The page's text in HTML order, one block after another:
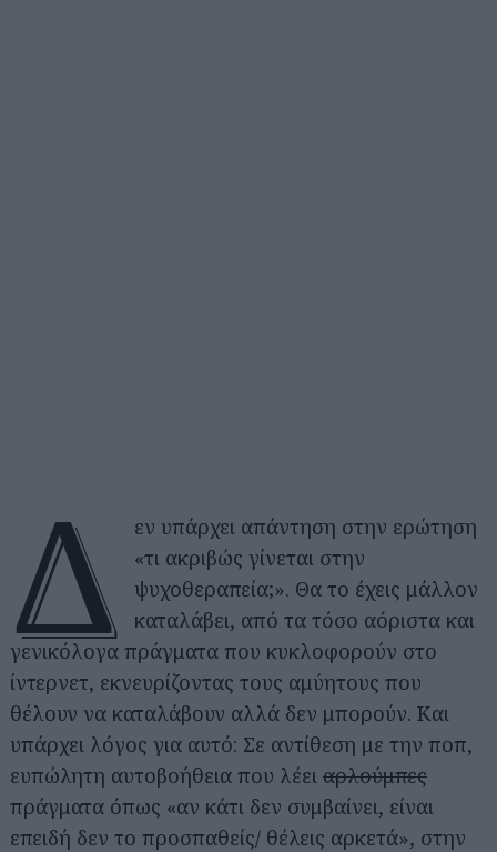
Δ
εν υπάρχει απάντηση στην ερώτηση
«τι ακριβώς γίνεται στην
ψυχοθεραπεία;». Θα το έχεις μάλλον
καταλάβει, από τα τόσο αόριστα και
γενικόλογα πράγματα που κυκλοφορούν στο
ίντερνετ, εκνευρίζοντας τους αμύητους που
θέλουν να καταλάβουν αλλά δεν μπορούν. Και
υπάρχει λόγος για αυτό: Σε αντίθεση με την ποπ,
ευπώλητη αυτοβοήθεια που λέει αρλούμπες
πράγματα όπως «αν κάτι δεν συμβαίνει, είναι
επειδή δεν το προσπαθείς/ θέλεις αρκετά», στην